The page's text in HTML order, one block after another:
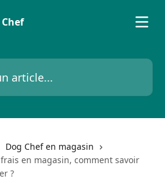
Dog Chef en magasin
en magasin, comment savoir
?